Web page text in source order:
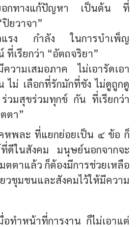
อกทางแก้ปัญหา เป็นต้น ที่
ปิยวาจา”
วแรง กำลัง ในการบำเพ็ญ
ที่เรียกว่า “อัตถจริยา”
ความเสมอภาค ไม่เอารัดเอา
ไม่ เลือกที่รักมักที่ชัง ไม่ดูถูกดู
วมสุขร่วมทุกข์ กัน ที่เรียกว่า
ตา”
หพละ ที่แยกย่อยเป็น ๔ ข้อ ก็
ดีในสังคม มนุษย์นอกจากจะ
ตตาแล้ว ก็ต้องมีการช่วยเหลือ
ชุมชนและสังคมไว้ให้มีความ
อทำหน้าที่การงาน ก็ไม่เอาแต่